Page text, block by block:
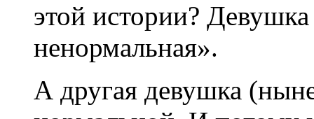
этой истории?
ненормальная».
А другая девушка